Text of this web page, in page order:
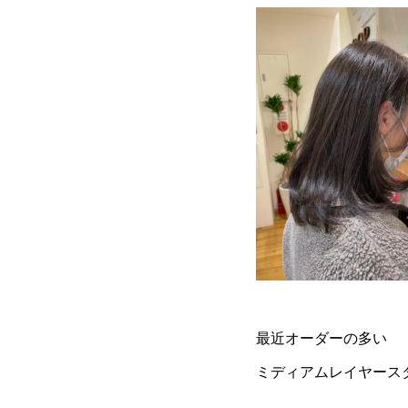
最近オーダーの多い
ミディアムレイヤース